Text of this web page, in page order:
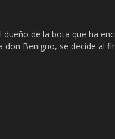
dueño de la bota que ha
don Benigno, se decide al